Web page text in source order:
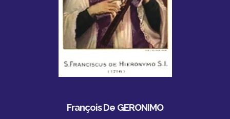
François De GERONIMO